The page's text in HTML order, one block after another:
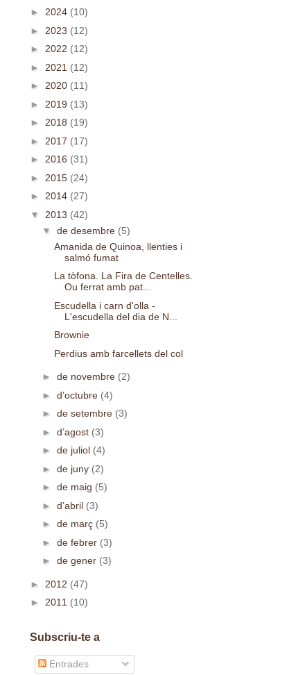
► 2024 (10)
► 2023 (12)
► 2022 (12)
► 2021 (12)
► 2020 (11)
► 2019 (13)
► 2018 (19)
► 2017 (17)
► 2016 (31)
► 2015 (24)
► 2014 (27)
▼ 2013 (42)
▼ de desembre (5)
Amanida de Quinoa, llenties i
salmó fumat
La tòfona. La Fira de Centelles.
Ou ferrat amb pat...
Escudella i carn d'olla -
L'escudella del dia de N...
Brownie
Perdius amb farcellets del col
► de novembre (2)
► d’octubre (4)
► de setembre (3)
► d’agost (3)
► de juliol (4)
► de juny (2)
► de maig (5)
► d’abril (3)
► de març (5)
► de febrer (3)
► de gener (3)
► 2012 (47)
► 2011 (10)
Subscriu-te a
Entrades